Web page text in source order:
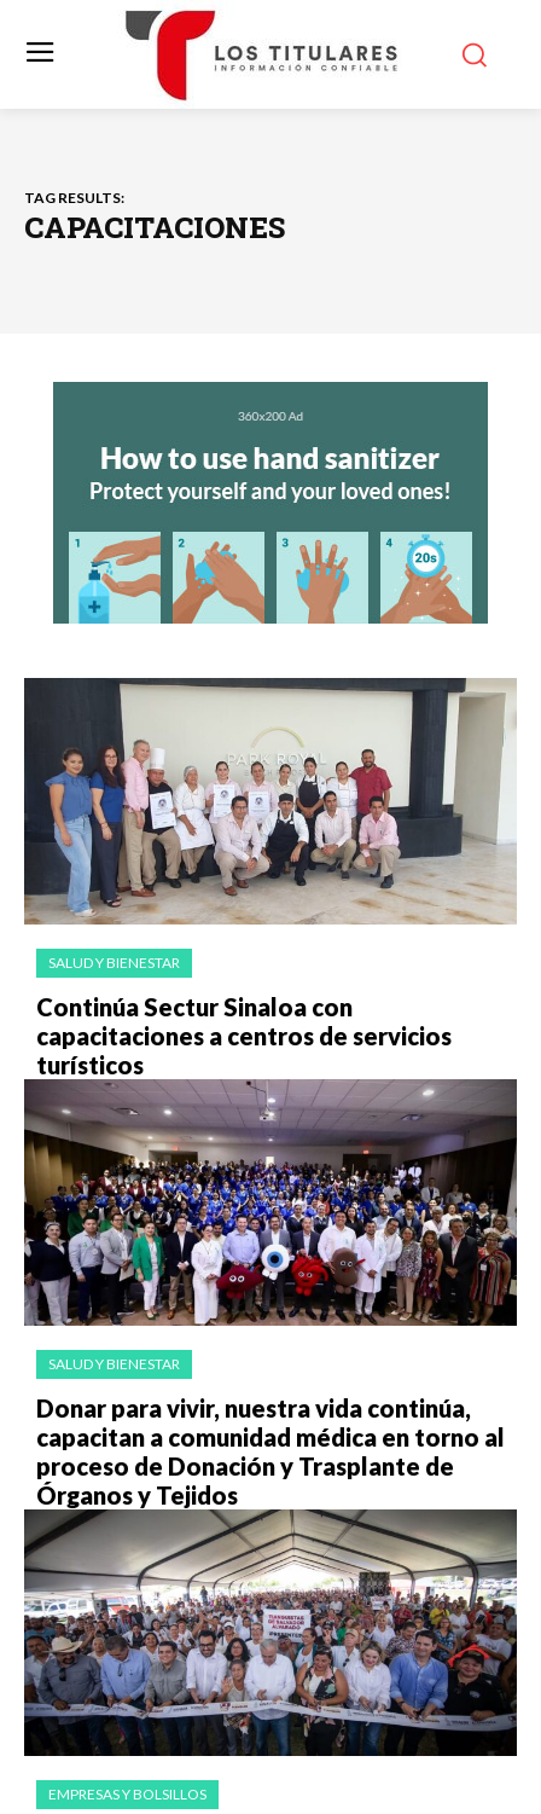
TAG RESULTS:
CAPACITACIONES
SALUD Y BIENESTAR
Continúa Sectur Sinaloa con
capacitaciones a centros de servicios
turísticos
SALUD Y BIENESTAR
Donar para vivir, nuestra vida continúa,
capacitan a comunidad médica en torno al
proceso de Donación y Trasplante de
Órganos y Tejidos
EMPRESAS Y BOLSILLOS